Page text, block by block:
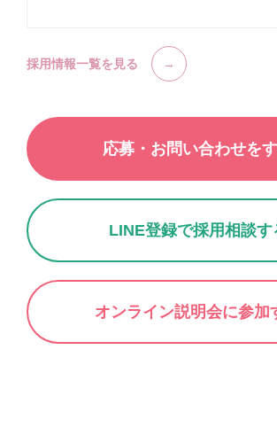
応募・お問い合わせを
LINE登録で採用相談す
オンライン説明会に参加
採用情報一覧を見る